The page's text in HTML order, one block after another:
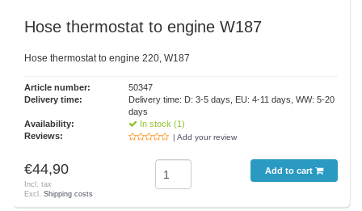
Hose thermostat to engine W187
Hose thermostat to engine 220, W187
Article number:
50347
Delivery time:
Delivery time: D: 3-5 days, EU: 4-11 days, WW: 5-20
days
Availability:
In stock (1)
Reviews:
| Add your review
€44,90
Incl. tax
Excl. Shipping costs
Add to cart